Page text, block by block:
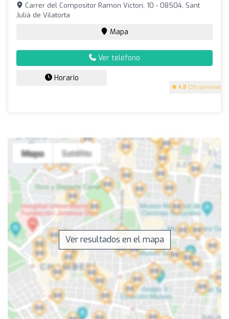
4.8 (35 opiniones)
Carrer del Compositor Ramon Victori, 10 - 08504, Sant
Julià de Vilatorta
Mapa
Ver teléfono
Horario
Ver resultados en el mapa